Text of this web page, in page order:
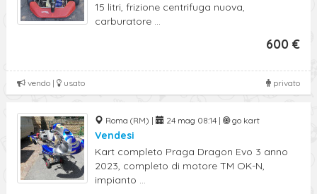
15 litri, frizione centrifuga nuova,
carburatore ...
600 €
privato
vendo | usato
Roma (RM) | 24 mag 08:14 | go kart
Vendesi
Kart completo Praga Dragon Evo 3 anno
2023, completo di motore TM OK-N,
impianto ...